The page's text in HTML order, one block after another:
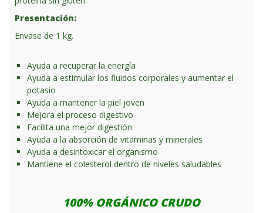
Presentación:
Envase de 1 kg.
Ayuda a recuperar la energía
Ayuda a estimular los fluidos corporales y aumentar el
potasio
Ayuda a mantener la piel joven
Mejora el proceso digestivo
Facilita una mejor digestión
Ayuda a la absorción de vitaminas y minerales
Ayuda a desintoxicar el organismo
Mantiene el colesterol dentro de niveles saludables
100% ORGÁNICO CRUDO